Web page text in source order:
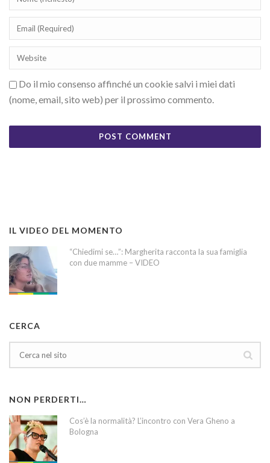
Do il mio consenso affinché un cookie salvi i miei dati
(nome, email, sito web) per il prossimo commento.
IL VIDEO DEL MOMENTO
“Chiedimi se…”: Margherita racconta la sua famiglia
con due mamme – VIDEO
CERCA
NON PERDERTI…
Cos’è la normalità? L’incontro con Vera Gheno a
Bologna